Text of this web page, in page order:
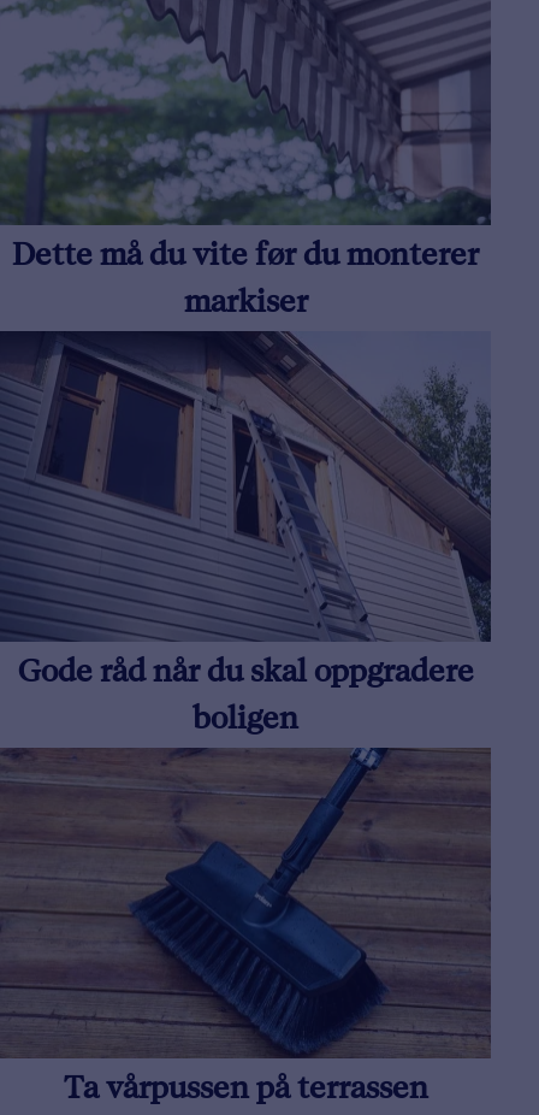
Dette må du vite før du monterer
markiser
Gode råd når du skal oppgradere
boligen
Ta vårpussen på terrassen